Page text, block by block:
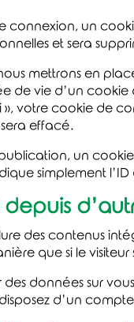
connexion, un
et sera
mettrons en
de vie d’un
», votre cookie de
effacé.
un
simplement
des contenus
que si le visiteur
données sur
d’un